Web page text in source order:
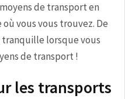
de transport en
vous vous trouvez. De
tranquille lorsque vous
de transport !
les transports